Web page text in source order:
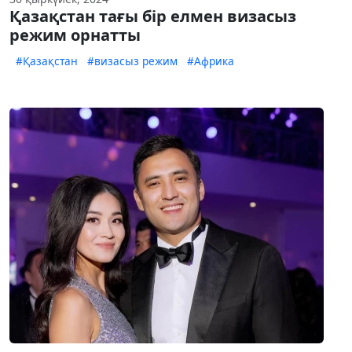
Қазақстан тағы бір елмен визасыз
режим орнатты
#Қазақстан #визасыз режим #Африка